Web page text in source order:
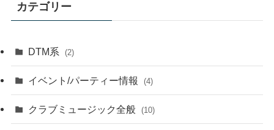
カテゴリー
DTM系 (2)
イベント/パーティー情報 (4)
クラブミュージック全般 (10)